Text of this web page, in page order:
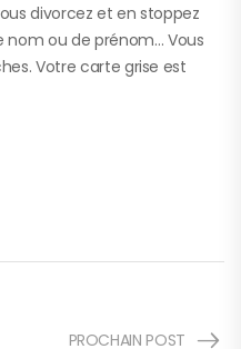
divorcez et en stoppez
nom ou de prénom… Vous
Votre carte grise est
PROCHAIN POST